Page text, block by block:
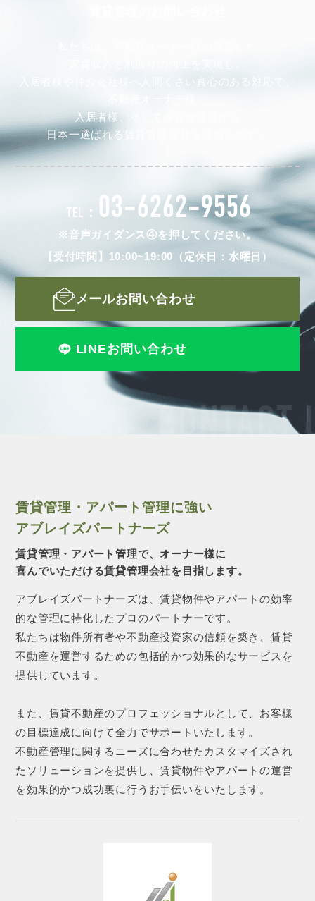
CONTACT
入居者様や仲介会社様へ人間くさい真心のある対応で、
入居者様、そして仲介会社様から
日本一選ばれる賃貸管理会社を目指します。
TEL： 03-6262-9556
※音声ガイダンス④を押してください。
【受付時間】10:00~19:00（定休日：水曜日）
メールお問い合わせ
LINEお問い合わせ
賃貸管理・アパート管理に強い
アブレイズパートナーズ
賃貸管理・アパート管理で、オーナー様に
喜んでいただける賃貸管理会社を目指します。
アブレイズパートナーズは、賃貸物件やアパートの効率
的な管理に特化したプロのパートナーです。
私たちは物件所有者や不動産投資家の信頼を築き、賃貸
不動産を運営するための包括的かつ効果的なサービスを
提供しています。
また、賃貸不動産のプロフェッショナルとして、お客様
の目標達成に向けて全力でサポートいたします。
不動産管理に関するニーズに合わせたカスタマイズされ
たソリューションを提供し、賃貸物件やアパートの運営
を効果的かつ成功裏に行うお手伝いをいたします。